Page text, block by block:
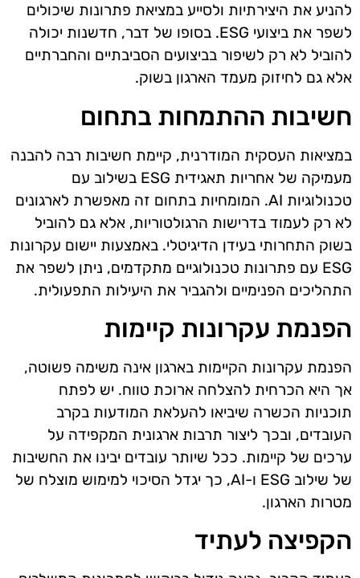
להניע את היצירתיות ולסייע במציאת פתרונות שיכולים
לשפר את ביצועי ESG. בסופו של דבר, חדשנות יכולה
להוביל לא רק לשיפור בביצועים הסביבתיים והחברתיים
אלא גם לחיזוק מעמד הארגון בשוק.
חשיבות ההתמחות בתחום
במציאות העסקית המודרנית, קיימת חשיבות רבה להבנה
מעמיקה של אחריות תאגידית ESG בשילוב עם
טכנולוגיות AI. המומחיות בתחום זה מאפשרת לארגונים
לא רק לעמוד בדרישות הרגולטוריות, אלא גם להוביל
בשוק התחרותי בעידן הדיגיטלי. באמצעות יישום עקרונות
ESG עם פתרונות טכנולוגיים מתקדמים, ניתן לשפר את
התהליכים הפנימיים ולהגביר את היעילות התפעולית.
הפנמת עקרונות קיימות
הפנמת עקרונות הקיימות בארגון אינה משימה פשוטה,
אך היא הכרחית להצלחה ארוכת טווח. יש לפתח
תוכניות הכשרה שיביאו להעלאת המודעות בקרב
העובדים, ובכך ליצור תרבות ארגונית המקפידה על
ערכים של קיימות. ככל שיותר עובדים יבינו את החשיבות
של שילוב ESG ו-AI, כך יגדל הסיכוי למימוש מוצלח של
מטרות הארגון.
הקפיצה לעתיד